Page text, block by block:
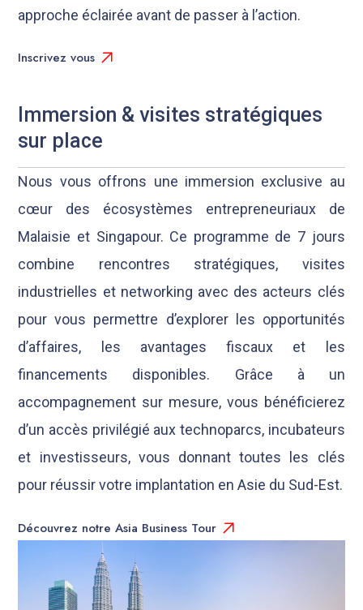
approche éclairée avant de passer à l’action.
Inscrivez vous
Immersion & visites stratégiques
sur place
Nous vous offrons une immersion exclusive au
cœur des écosystèmes entrepreneuriaux de
Malaisie et Singapour. Ce programme de 7 jours
combine rencontres stratégiques, visites
industrielles et networking avec des acteurs clés
pour vous permettre d’explorer les opportunités
d’affaires, les avantages fiscaux et les
financements disponibles. Grâce à un
accompagnement sur mesure, vous bénéficierez
d’un accès privilégié aux technoparcs, incubateurs
et investisseurs, vous donnant toutes les clés
pour réussir votre implantation en Asie du Sud-Est.
Découvrez notre Asia Business Tour